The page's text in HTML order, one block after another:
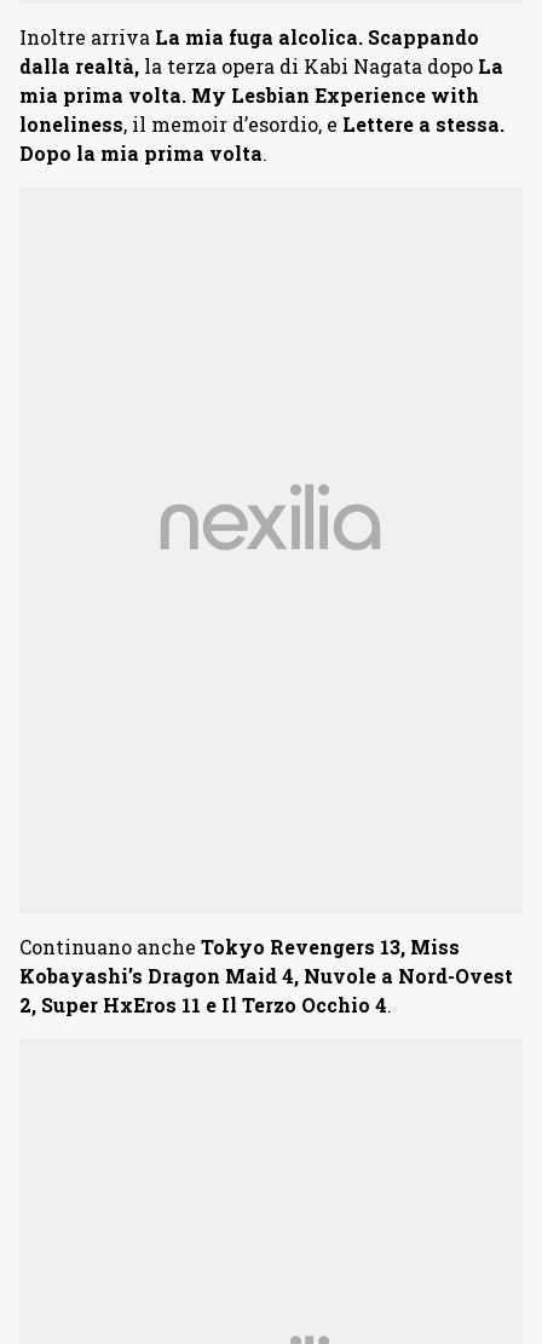
Inoltre arriva La mia fuga alcolica. Scappando
dalla realtà, la terza opera di Kabi Nagata dopo La
mia prima volta. My Lesbian Experience with
loneliness, il memoir d’esordio, e Lettere a stessa.
Dopo la mia prima volta.
Continuano anche Tokyo Revengers 13, Miss
Kobayashi’s Dragon Maid 4, Nuvole a Nord-Ovest
2, Super HxEros 11 e Il Terzo Occhio 4.